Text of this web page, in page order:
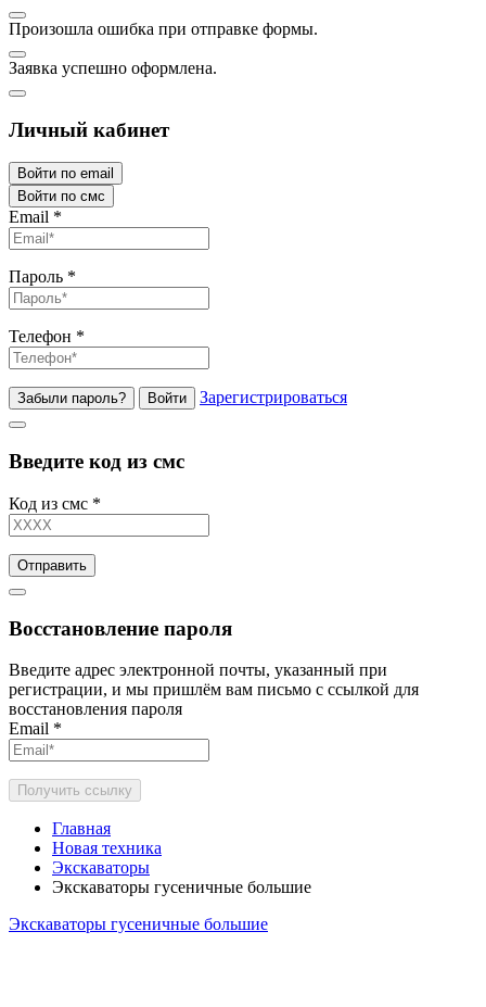
Произошла ошибка при отправке формы.
Заявка успешно оформлена.
Личный кабинет
Войти по email
Войти по смс
Email *
Пароль *
Телефон *
Забыли пароль? Войти Зарегистрироваться
Введите код из смс
Код из смс *
Отправить
Восстановление пароля
Введите адрес электронной почты, указанный при
регистрации, и мы пришлём вам письмо с ссылкой для
восстановления пароля
Email *
Получить ссылку
Главная
Новая техника
Экскаваторы
Экскаваторы гусеничные большие
Экскаваторы гусеничные большие